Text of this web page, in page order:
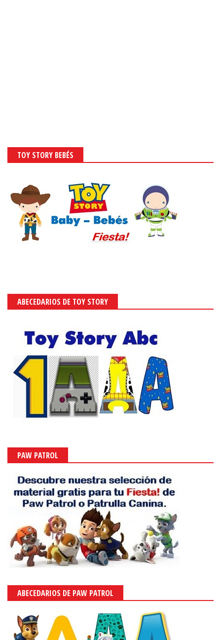
TOY STORY BEBÉS
ABECEDARIOS DE TOY STORY
PAW PATROL
ABECEDARIOS DE PAW PATROL